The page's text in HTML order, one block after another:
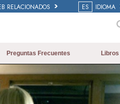
RELACIONADOS ES IDIOMA
Preguntas Frecuentes
y principios básicos
de una Iglesia
Libros
Libros Iniciales
Audiolibros